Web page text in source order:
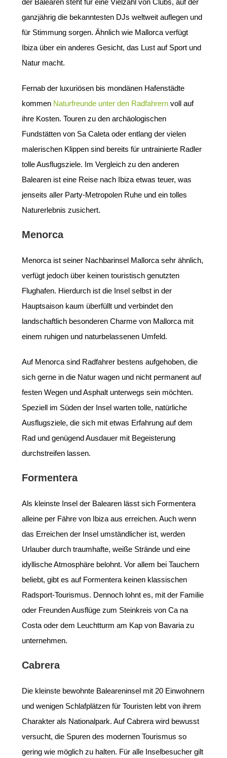
der Balearen steht für eine Vielzahl von Clubs, auf der
ganzjährig die bekanntesten DJs weltweit auflegen und
für Stimmung sorgen. Ähnlich wie Mallorca verfügt
Ibiza über ein anderes Gesicht, das Lust auf Sport und
Natur macht.
Fernab der luxuriösen bis mondänen Hafenstädte
kommen Naturfreunde unter den Radfahrernvoll auf
ihre Kosten. Touren zu den archäologischen
Fundstätten von Sa Caleta oder entlang der vielen
malerischen Klippen sind bereits für untrainierte Radler
tolle Ausflugsziele. Im Vergleich zu den anderen
Balearen ist eine Reise nach Ibiza etwas teuer, was
jenseits aller Party-Metropolen Ruhe und ein tolles
Naturerlebnis zusichert.
Menorca
Menorca ist seiner Nachbarinsel Mallorca sehr ähnlich,
verfügt jedoch über keinen touristisch genutzten
Flughafen. Hierdurch ist die Insel selbst in der
Hauptsaison kaum überfüllt und verbindet den
landschaftlich besonderen Charme von Mallorca mit
einem ruhigen und naturbelassenen Umfeld.
Auf Menorca sind Radfahrer bestens aufgehoben, die
sich gerne in die Natur wagen und nicht permanent auf
festen Wegen und Asphalt unterwegs sein möchten.
Speziell im Süden der Insel warten tolle, natürliche
Ausflugsziele, die sich mit etwas Erfahrung auf dem
Rad und genügend Ausdauer mit Begeisterung
durchstreifen lassen.
Formentera
Als kleinste Insel der Balearen lässt sich Formentera
alleine per Fähre von Ibiza aus erreichen. Auch wenn
das Erreichen der Insel umständlicher ist, werden
Urlauber durch traumhafte, weiße Strände und eine
idyllische Atmosphäre belohnt. Vor allem bei Tauchern
beliebt, gibt es auf Formentera keinen klassischen
Radsport-Tourismus. Dennoch lohnt es, mit der Familie
oder Freunden Ausflüge zum Steinkreis von Ca na
Costa oder dem Leuchtturm am Kap von Bavaria zu
unternehmen.
Cabrera
Die kleinste bewohnte Baleareninsel mit 20 Einwohnern
und wenigen Schlafplätzen für Touristen lebt von ihrem
Charakter als Nationalpark. Auf Cabrera wird bewusst
versucht, die Spuren des modernen Tourismus so
gering wie möglich zu halten. Für alle Inselbesucher gilt